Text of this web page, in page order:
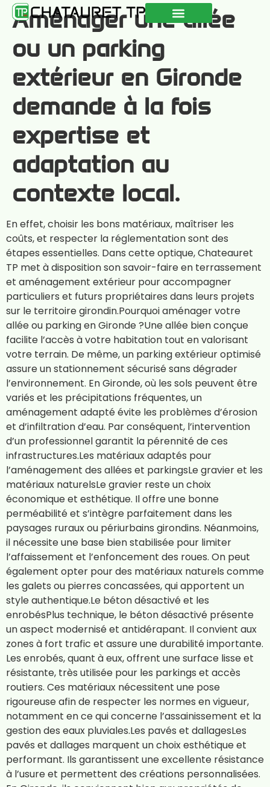
Aménager une allée
ou un parking
extérieur en Gironde
demande à la fois
expertise et
adaptation au
contexte local.
En effet, choisir les bons matériaux, maîtriser les
coûts, et respecter la réglementation sont des
étapes essentielles. Dans cette optique, Chateauret
TP met à disposition son savoir-faire en terrassement
et aménagement extérieur pour accompagner
particuliers et futurs propriétaires dans leurs projets
sur le territoire girondin.Pourquoi aménager votre
allée ou parking en Gironde ?Une allée bien conçue
facilite l’accès à votre habitation tout en valorisant
votre terrain. De même, un parking extérieur optimisé
assure un stationnement sécurisé sans dégrader
l’environnement. En Gironde, où les sols peuvent être
variés et les précipitations fréquentes, un
aménagement adapté évite les problèmes d’érosion
et d’infiltration d’eau. Par conséquent, l’intervention
d’un professionnel garantit la pérennité de ces
infrastructures.Les matériaux adaptés pour
l’aménagement des allées et parkingsLe gravier et les
matériaux naturelsLe gravier reste un choix
économique et esthétique. Il offre une bonne
perméabilité et s’intègre parfaitement dans les
paysages ruraux ou périurbains girondins. Néanmoins,
il nécessite une base bien stabilisée pour limiter
l’affaissement et l’enfoncement des roues. On peut
également opter pour des matériaux naturels comme
les galets ou pierres concassées, qui apportent un
style authentique.Le béton désactivé et les
enrobésPlus technique, le béton désactivé présente
un aspect modernisé et antidérapant. Il convient aux
zones à fort trafic et assure une durabilité importante.
Les enrobés, quant à eux, offrent une surface lisse et
résistante, très utilisée pour les parkings et accès
routiers. Ces matériaux nécessitent une pose
rigoureuse afin de respecter les normes en vigueur,
notamment en ce qui concerne l’assainissement et la
gestion des eaux pluviales.Les pavés et dallagesLes
pavés et dallages marquent un choix esthétique et
performant. Ils garantissent une excellente résistance
à l’usure et permettent des créations personnalisées.